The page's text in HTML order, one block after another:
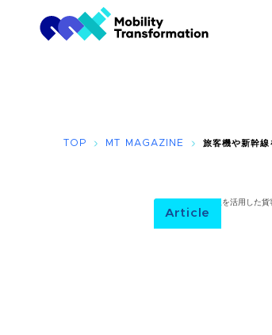
TOP MT MAGAZINE 旅客機や新幹線
Article